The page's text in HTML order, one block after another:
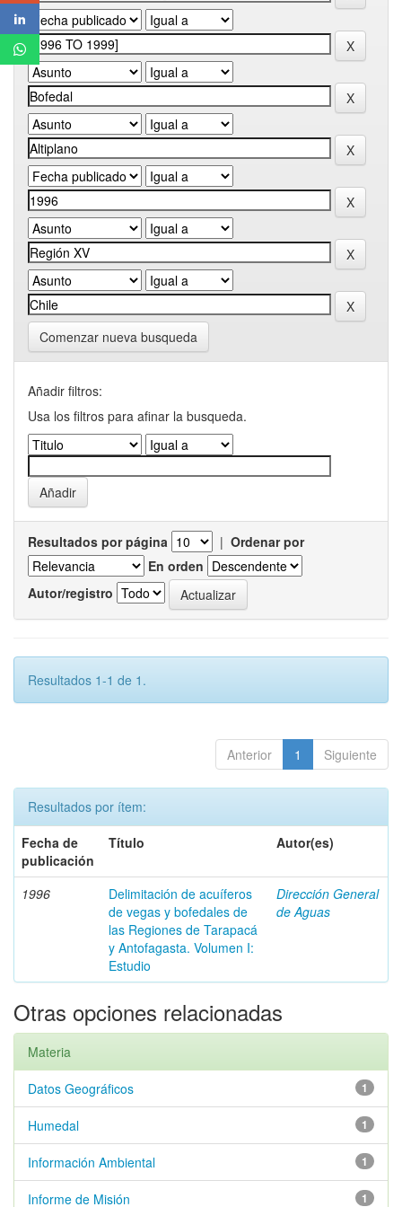
Comenzar nueva busqueda
Añadir filtros:
Usa los filtros para afinar la busqueda.
Resultados por página | Ordenar por
En orden
Autor/registro
Resultados 1-1 de 1.
Anterior 1 Siguiente
Resultados por ítem:
Fecha de
publicación
Título Autor(es)
1996
Delimitación de acuíferos
de vegas y bofedales de
las Regiones de Tarapacá
y Antofagasta. Volumen I:
Estudio
Dirección General
de Aguas
Otras opciones relacionadas
Materia
1
Datos Geográficos
1
Humedal
1
Información Ambiental
1
Informe de Misión